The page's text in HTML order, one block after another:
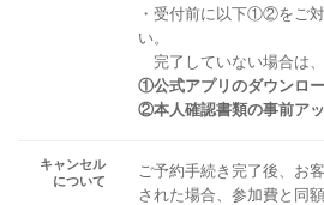
・受付前に以下①②をご
い。
完了していない場合は
①公式アプリのダウンロ
②本人確認書類の事前ア
キャンセル
について
ご予約手続き完了後、お
された場合、参加費と同